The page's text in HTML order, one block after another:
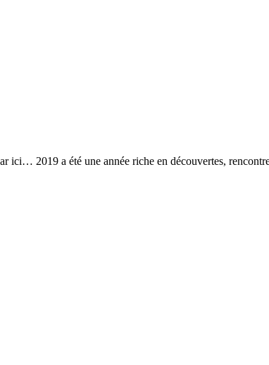
ici… 2019 a été une année riche en découvertes,